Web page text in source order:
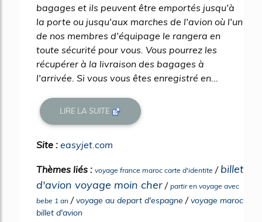
bagages et ils peuvent être emportés jusqu'à
la porte ou jusqu'aux marches de l'avion où l'un
de nos membres d'équipage le rangera en
toute sécurité pour vous. Vous pourrez les
récupérer à la livraison des bagages à
l'arrivée. Si vous vous êtes enregistré en...
LIRE LA SUITE
Site : easyjet.com
Thèmes liés : voyage france maroc carte d'identite / billet
d'avion voyage moin cher / partir en voyage avec
bebe 1 an /voyage au depart d'espagne /voyage maroc
billet d'avion